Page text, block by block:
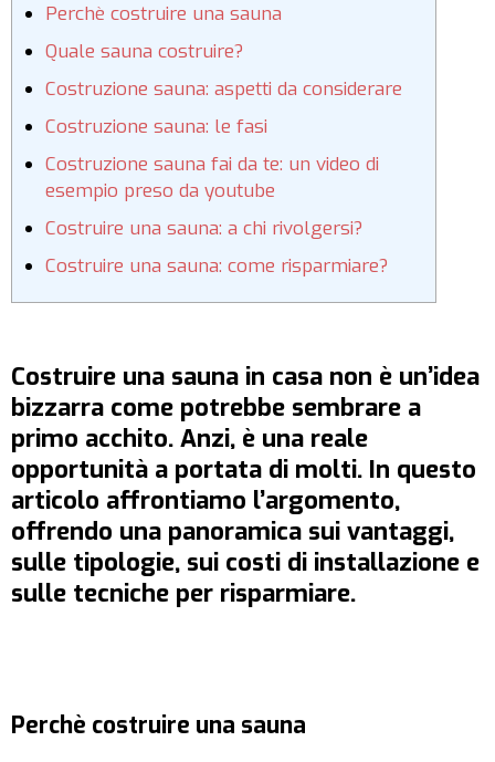
Perchè costruire una sauna
Quale sauna costruire?
Costruzione sauna: aspetti da considerare
Costruzione sauna: le fasi
Costruzione sauna fai da te: un video di
esempio preso da youtube
Costruire una sauna: a chi rivolgersi?
Costruire una sauna: come risparmiare?
Costruire una sauna in casa non è un’idea
bizzarra come potrebbe sembrare a
primo acchito. Anzi, è una reale
opportunità a portata di molti. In questo
articolo affrontiamo l’argomento,
offrendo una panoramica sui vantaggi,
sulle tipologie, sui costi di installazione e
sulle tecniche per risparmiare.
Perchè costruire una sauna